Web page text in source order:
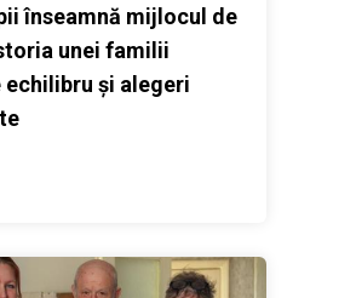
înseamnă mijlocul de
unei familii
echilibru și alegeri